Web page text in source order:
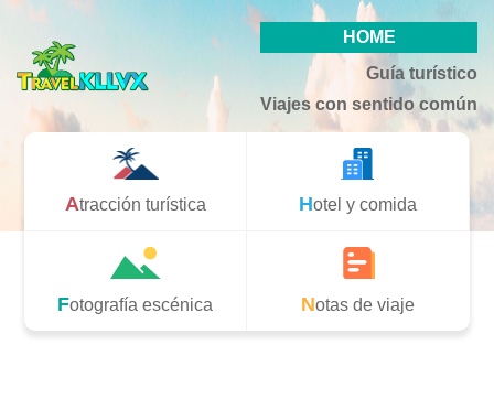
HOME
Guía turístico
Viajes con sentido común
Atracción turística Hotel y comida
Fotografía escénica Notas de viaje